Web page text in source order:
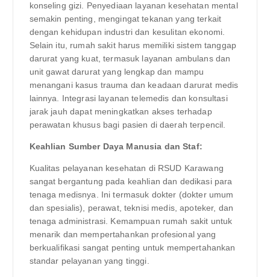
konseling gizi. Penyediaan layanan kesehatan mental
semakin penting, mengingat tekanan yang terkait
dengan kehidupan industri dan kesulitan ekonomi.
Selain itu, rumah sakit harus memiliki sistem tanggap
darurat yang kuat, termasuk layanan ambulans dan
unit gawat darurat yang lengkap dan mampu
menangani kasus trauma dan keadaan darurat medis
lainnya. Integrasi layanan telemedis dan konsultasi
jarak jauh dapat meningkatkan akses terhadap
perawatan khusus bagi pasien di daerah terpencil.
Keahlian Sumber Daya Manusia dan Staf:
Kualitas pelayanan kesehatan di RSUD Karawang
sangat bergantung pada keahlian dan dedikasi para
tenaga medisnya. Ini termasuk dokter (dokter umum
dan spesialis), perawat, teknisi medis, apoteker, dan
tenaga administrasi. Kemampuan rumah sakit untuk
menarik dan mempertahankan profesional yang
berkualifikasi sangat penting untuk mempertahankan
standar pelayanan yang tinggi.